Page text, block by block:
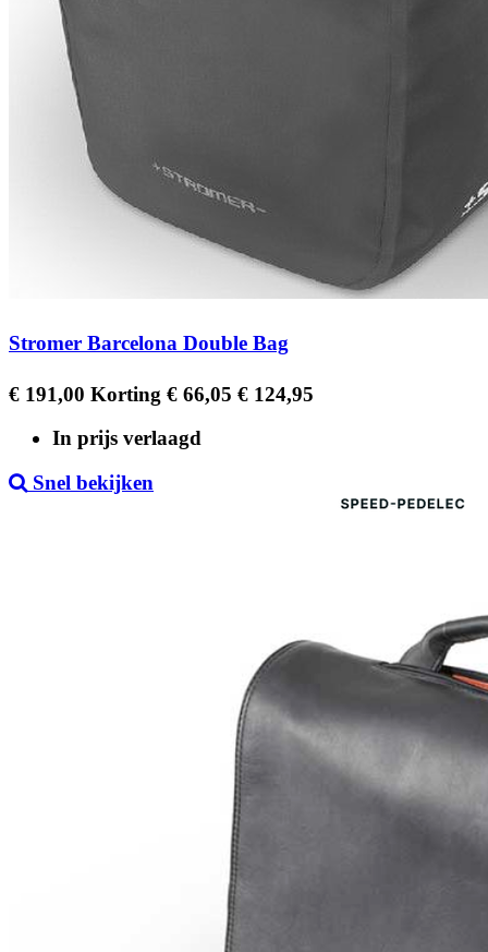
Stromer Barcelona Double Bag
Regular
€ 191,00 Korting € 66,05 Prijs
€ 124,95
In prijs verlaagd
Snel bekijken